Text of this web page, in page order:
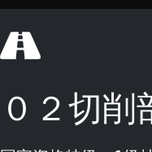
０２切削